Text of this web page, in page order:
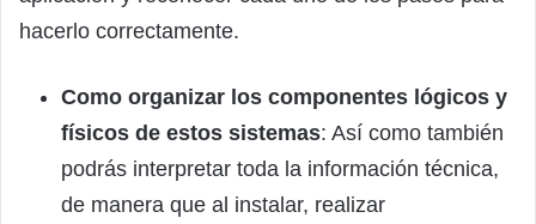
hacerlo correctamente.
Como organizar los componentes lógicos y
físicos de estos sistemas: Así como también
podrás interpretar toda la información técnica,
de manera que al instalar, realizar